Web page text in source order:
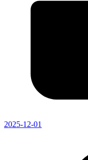
2025-12-01